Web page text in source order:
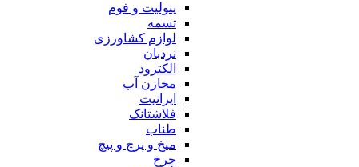
ینولیت و فوم
تسمه
لوازم کشاورزی
نردبان
الکترود
مخازن آب
ایرانیت
فلاشتانک
طناب
میخ و پرچ و پیچ
چرخ